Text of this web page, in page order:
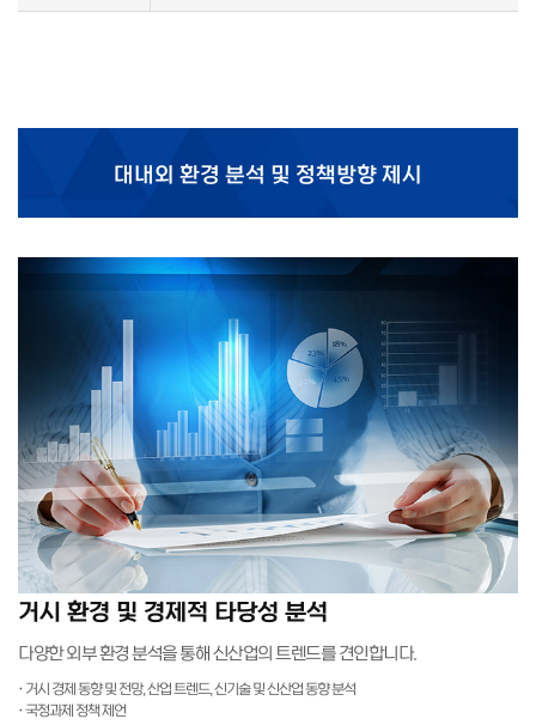
대내외 환경 분석 및 정책방향 제시
거시 환경 및 경제적 타당성 분석
다양한 외부 환경 분석을 통해 신산업의 트렌드를 견인합니다.
·거시 경제 동향 및 전망, 산업 트렌드, 신기술 및 신산업 동향 분석
·국정과제 정책 제언